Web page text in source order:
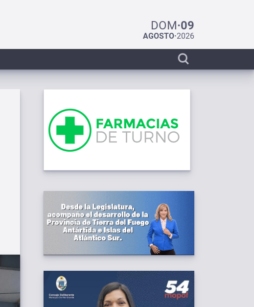
DOM·09
AGOSTO·2026
Display
search